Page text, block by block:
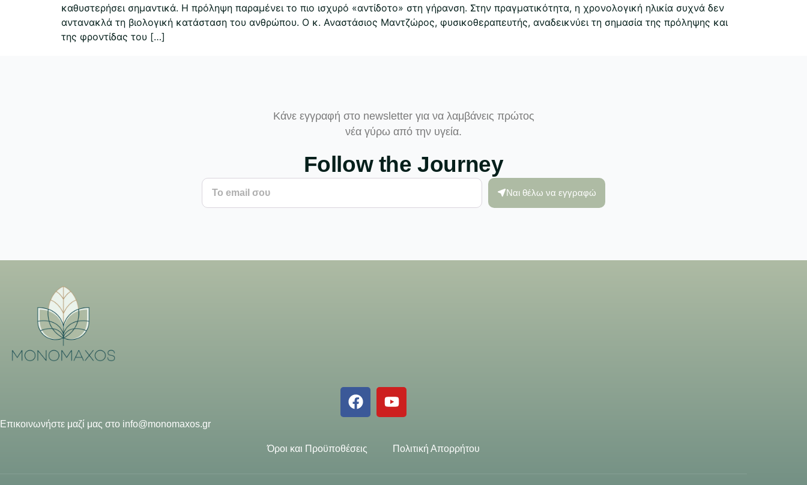
καθυστερήσει σημαντικά. Η πρόληψη παραμένει το πιο ισχυρό «αντίδοτο» στη γήρανση. Στην πραγματικότητα, η χρονολογική ηλικία συχνά δεν
αντανακλά τη βιολογική κατάσταση του ανθρώπου. Ο κ. Αναστάσιος Μαντζώρος, φυσικοθεραπευτής, αναδεικνύει τη σημασία της πρόληψης και
της φροντίδας του […]
Κάνε εγγραφή στο newsletter για να λαμβάνεις πρώτος
νέα γύρω από την υγεία.
Follow the Journey
Ναι θέλω να εγγραφώ
Επικοινωνήστε μαζί μας στο info@monomaxos.gr
Όροι και Προϋποθέσεις Πολιτική Απορρήτου